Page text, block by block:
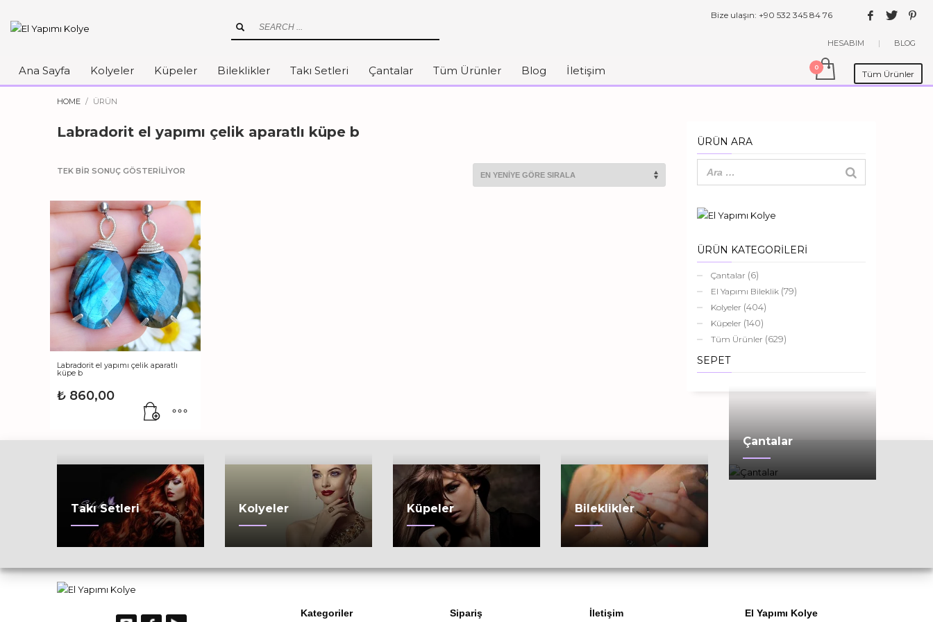
Bize ulaşın: +90 532 345 84 76
HESABIM | BLOG
Ana Sayfa Kolyeler Küpeler Bileklikler Takı Setleri Çantalar Tüm Ürünler Blog İletişim Tüm Ürünler
HOME ÜRÜN
Labradorit el yapımı çelik aparatlı küpe b
TEK BIR SONUÇ GÖSTERILIYOR
Labradorit el yapımı çelik aparatlı
küpe b
₺ 860,00
ÜRÜN ARA
ÜRÜN KATEGORİLERİ
Çantalar (6)
El Yapımı Bileklik (79)
Kolyeler (404)
Küpeler (140)
Tüm Ürünler (629)
SEPET
Takı Setleri Kolyeler Küpeler Bileklikler
Çantalar
Kategoriler Sipariş İletişim El Yapımı Kolye